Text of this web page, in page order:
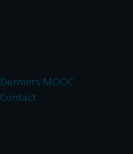
Derniers MOOC
Contact